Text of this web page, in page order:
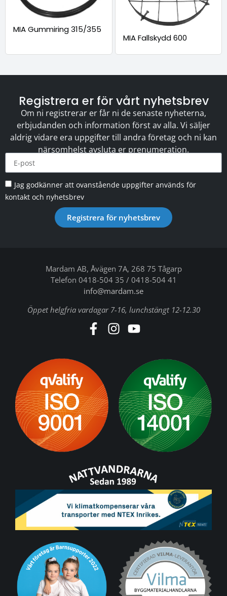
MIA Gummiring 315/355
MIA Fallskydd 600
Registrera er för vårt nyhetsbrev
Om ni registrerar er får ni de senaste nyheterna,
erbjudanden och information först av alla. Vi säljer
aldrig vidare era uppgifter till andra företag och ni kan
närsomhelst avsluta er prenumeration.
Jag godkänner att ovanstående uppgifter används för
kontakt och nyhetsbrev
Registrera för nyhetsbrev
Mardam AB, Åvägen 7A, 268 75 Tågarp
Telefon 0418-504 35 / 0418-504 41
info@mardam.se
Öppet helgfria vardagar 7-16, lunchstängt 12-12.30